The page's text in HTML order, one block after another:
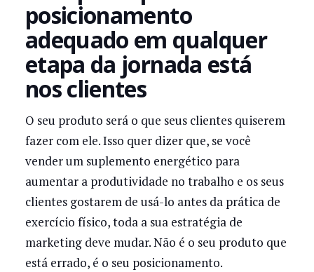
posicionamento
adequado em qualquer
etapa da jornada está
nos clientes
O seu produto será o que seus clientes quiserem
fazer com ele. Isso quer dizer que, se você
vender um suplemento energético para
aumentar a produtividade no trabalho e os seus
clientes gostarem de usá-lo antes da prática de
exercício físico, toda a sua estratégia de
marketing deve mudar. Não é o seu produto que
está errado, é o seu posicionamento.